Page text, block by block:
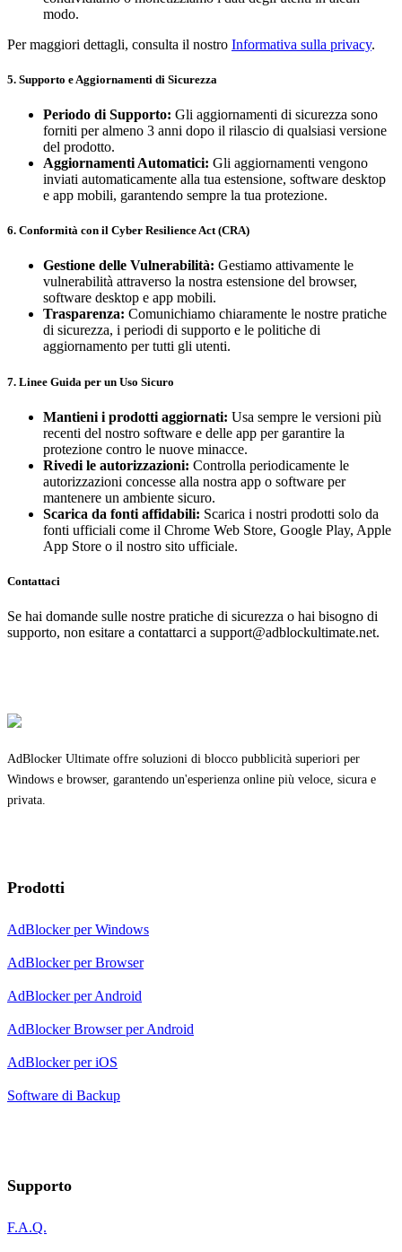
modo.
Per maggiori dettagli, consulta il nostro Informativa sulla privacy.
5. Supporto e Aggiornamenti di Sicurezza
Periodo di Supporto: Gli aggiornamenti di sicurezza sono
forniti per almeno 3 anni dopo il rilascio di qualsiasi versione
del prodotto.
Aggiornamenti Automatici: Gli aggiornamenti vengono
inviati automaticamente alla tua estensione, software desktop
e app mobili, garantendo sempre la tua protezione.
6. Conformità con il Cyber Resilience Act (CRA)
Gestione delle Vulnerabilità: Gestiamo attivamente le
vulnerabilità attraverso la nostra estensione del browser,
software desktop e app mobili.
Trasparenza: Comunichiamo chiaramente le nostre pratiche
di sicurezza, i periodi di supporto e le politiche di
aggiornamento per tutti gli utenti.
7. Linee Guida per un Uso Sicuro
Mantieni i prodotti aggiornati: Usa sempre le versioni più
recenti del nostro software e delle app per garantire la
protezione contro le nuove minacce.
Rivedi le autorizzazioni: Controlla periodicamente le
autorizzazioni concesse alla nostra app o software per
mantenere un ambiente sicuro.
Scarica da fonti affidabili: Scarica i nostri prodotti solo da
fonti ufficiali come il Chrome Web Store, Google Play, Apple
App Store o il nostro sito ufficiale.
Contattaci
Se hai domande sulle nostre pratiche di sicurezza o hai bisogno di
supporto, non esitare a contattarci a support@adblockultimate.net.
AdBlocker Ultimate offre soluzioni di blocco pubblicità superiori per
Windows e browser, garantendo un'esperienza online più veloce, sicura e
privata.
Prodotti
AdBlocker per Windows
AdBlocker per Browser
AdBlocker per Android
AdBlocker Browser per Android
AdBlocker per iOS
Software di Backup
Supporto
F.A.Q.